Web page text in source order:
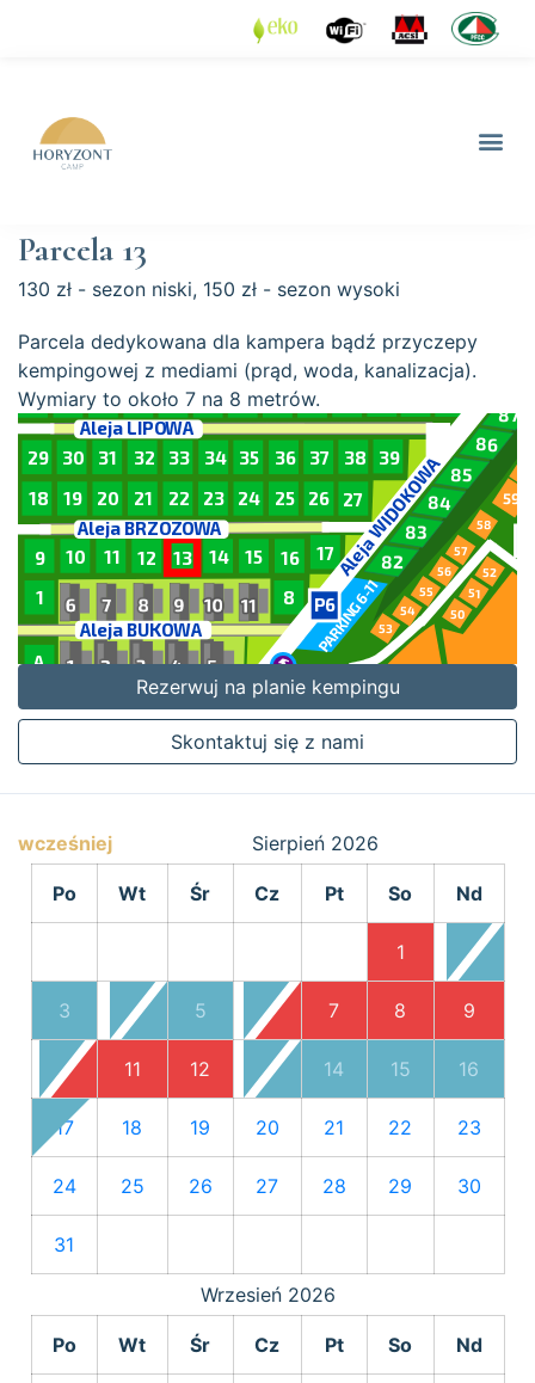
Parcela 13
130 zł - sezon niski, 150 zł - sezon wysoki
Parcela dedykowana dla kampera bądź przyczepy
kempingowej z mediami (prąd, woda, kanalizacja).
Wymiary to około 7 na 8 metrów.
Rezerwuj na planie kempingu
Skontaktuj się z nami
wcześniej Sierpień 2026
Po Wt Śr Cz Pt So Nd
1 2
3 4 5 6 7 8 9
10 11 12 13 14 15 16
17 18 19 20 21 22 23
24 25 26 27 28 29 30
31
Wrzesień 2026
Po Wt Śr Cz Pt So Nd